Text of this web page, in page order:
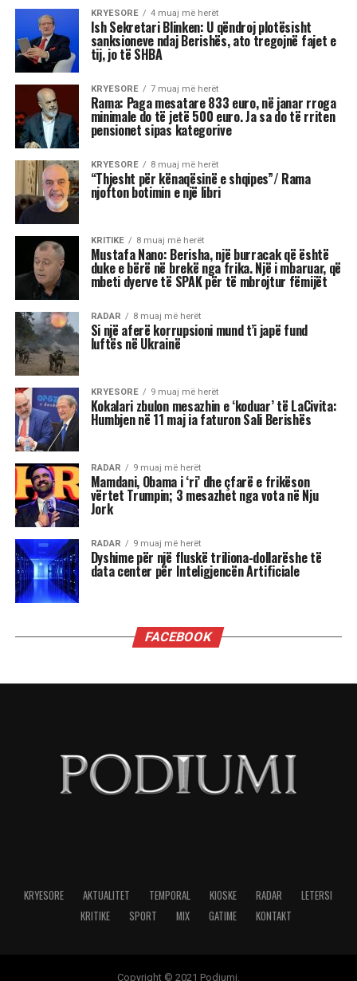
Astrologjia tregon se disa shenja të zodiakut
janë më të prirura të përjetojnë xhelozi, për
shkak të pasigurisë, krenarisë ose nevojës së
fortë për njohje.
Kjo dinamikë shpesh sjell tensione dhe konflikte,
si në jetën personale, ashtu edhe në atë
profesionale.
Më poshtë janë tre shenjat e zodiakut që
konsiderohen më xheloze:
Akrepi
I njohur për intensitetin e tij emocional, akrepi
shpesh konkurron në heshtje. Kur ndjen se është
tejkaluar, mund të mbajë mëri dhe të tërhiqet
nga të tjerët.
Luani
Luanët kanë nevojë të madhe për vëmendje dhe
admirim. Kur këto nevoja nuk plotësohen,
ndjenja e xhelozisë mund të bëhet e fortë. Ata
shpesh nënvlerësojnë ata që i sfidojnë në
pozicionin e tyre, sidomos në rolin udhëheqës.
Astrologjia i këshillon Luanët të ushtrojnë më
shumë përulësi për të shmangur zilitë e
panevojshme.
Virgjëresha
nevojës së tyre për përsosmëri. Krahasimet e
ndihen konkurrues ose të zhgënjyer. Ato
ritmin e saj personal dhe të shmangë krahasimet
e panevojshme.
LAJMI I RRADHËS
Migrena në rritje, pse gjithnjë e më shumë të rinj kanë